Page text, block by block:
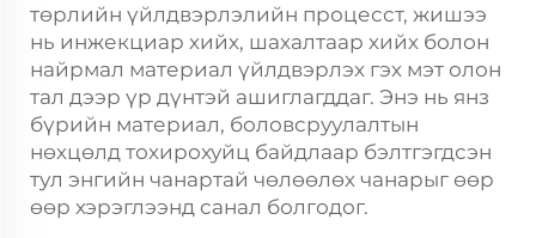
төрлийн үйлдвэрлэлийн процесст, жишээ
нь инжекциар хийх, шахалтаар хийх болон
найрмал материал үйлдвэрлэх гэх мэт олон
тал дээр үр дүнтэй ашиглагддаг. Энэ нь янз
бүрийн материал, боловсруулалтын
нөхцөлд тохирохуйц байдлаар бэлтгэгдсэн
тул энгийн чанартай чөлөөлөх чанарыг өөр
өөр хэрэглээнд санал болгодог.